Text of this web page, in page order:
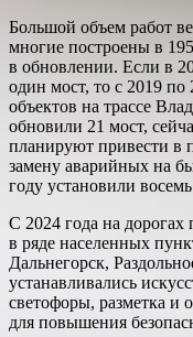
Большой объем работ
многие построены в
в обновлении. Если в
один мост, то с 2019
объектов на трассе
обновили 21 мост,
планируют привести в
замену аварийных на
году установили
С 2024 года на
в ряде населенных
Дальнегорск,
устанавливались
светофоры, разметка и
для повышения